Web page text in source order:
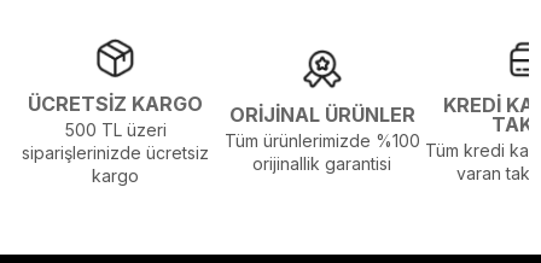
ÜCRETSİZ KARGO
500 TL üzeri
siparişlerinizde ücretsiz
kargo
ORİJİNAL ÜRÜNLER
Tüm ürünlerimizde %100
orijinallik garantisi
KREDİ
Tüm kredi
varan